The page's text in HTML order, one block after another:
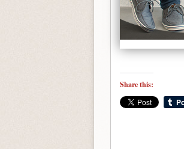
Share this: